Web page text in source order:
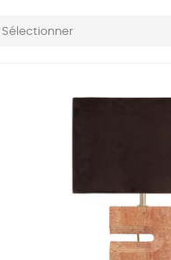
Sélectionner